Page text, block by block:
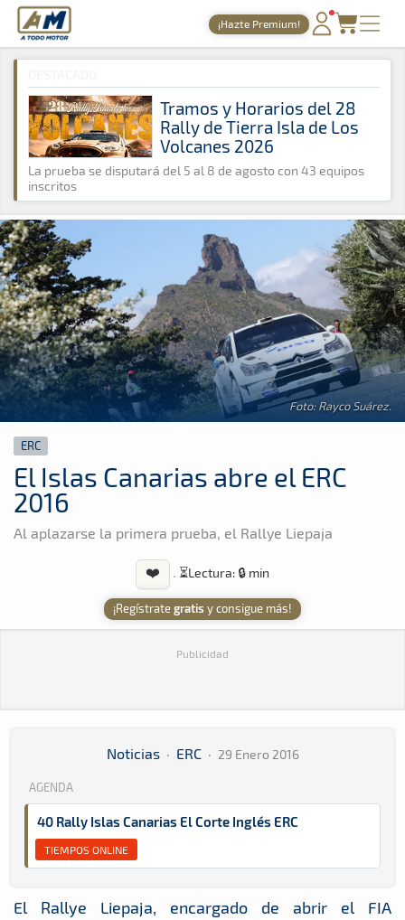
A Todo Motor · Revista del motor desde 1999
¡Hazte Premium!
PORTADA
TIEMPOS ONLINE
NOTICIAS
AGENDA
GALERÍAS
TIENDA
ARCHIVO
A Todo Motor » Noticias » ERC
Tramos y Horarios del 28
Rally de Tierra Isla de Los
Volcanes 2026
La prueba se disputará del 5 al 8 de agosto con 43 equipos
inscritos
Foto: Rayco Suárez.
ERC
El Islas Canarias abre el ERC
2016
Al aplazarse la primera prueba, el Rallye Liepaja
❤️ · ⏳Lectura: 🔒 min
¡Regístrategratis y consigue más!
Publicidad
Noticias · ERC · 29 Enero 2016
AGENDA
40 Rally Islas Canarias El Corte Inglés ERC
TIEMPOS ONLINE
El Rallye Liepaja, encargado de abrir el FIA